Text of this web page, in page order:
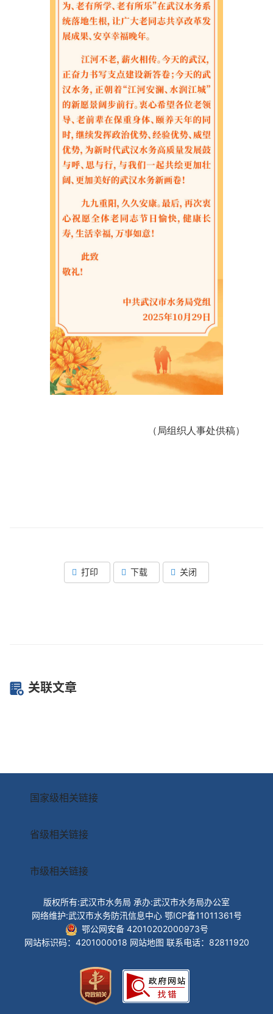
（局组织人事处供稿）
打印 下载 关闭
关联文章
国家级相关链接
省级相关链接
市级相关链接
版权所有:武汉市水务局 承办:武汉市水务局办公室
网络维护:武汉市水务防汛信息中心 鄂ICP备11011361号
鄂公网安备 42010202000973号
网站标识码：4201000018 网站地图 联系电话：82811920